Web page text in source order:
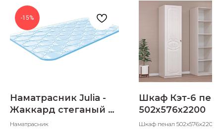
-15%
Наматрасник Julia -
Жаккард стеганый с
пенополиуретаном
Наматрасник
Шкаф Кэт-6
502х576х2200
Шкаф пенал 502х576х2200